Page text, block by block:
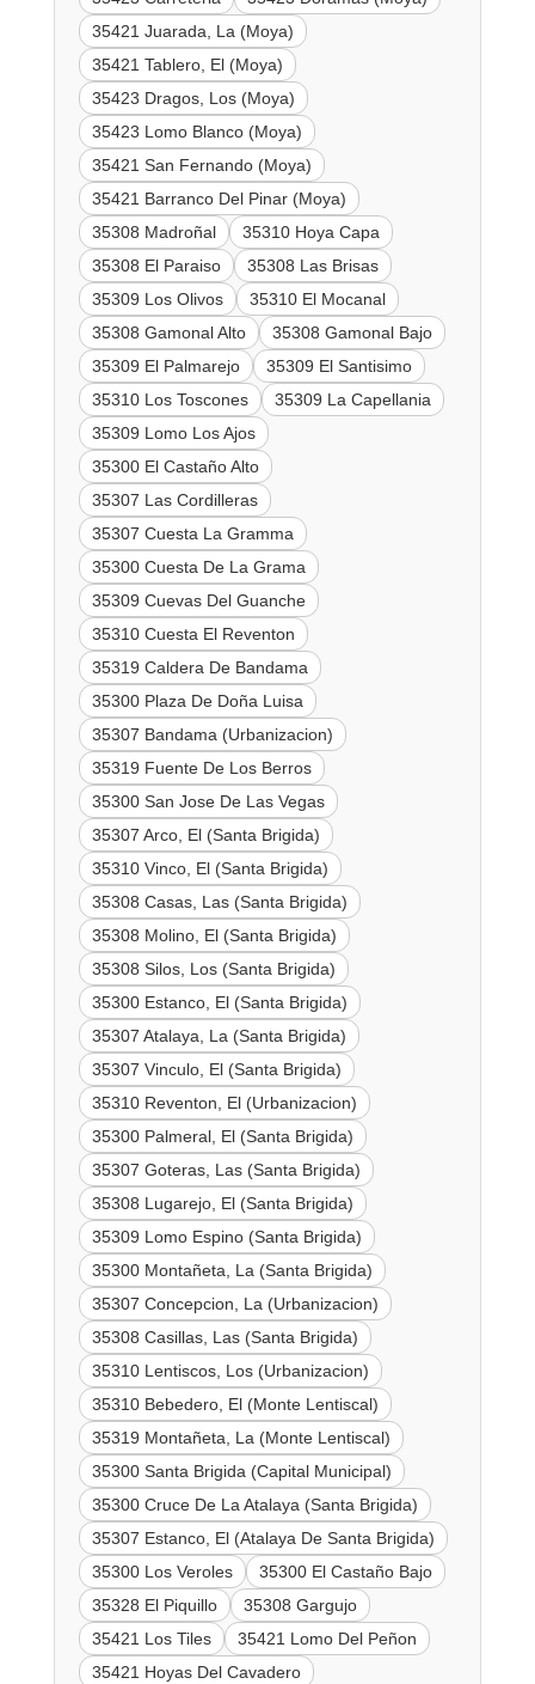
35421 Juarada, La (Moya)
35421 Tablero, El (Moya)
35423 Dragos, Los (Moya)
35423 Lomo Blanco (Moya)
35421 San Fernando (Moya)
35421 Barranco Del Pinar (Moya)
35308 Madroñal
35310 Hoya Capa
35308 El Paraiso
35308 Las Brisas
35309 Los Olivos
35310 El Mocanal
35308 Gamonal Alto
35308 Gamonal Bajo
35309 El Palmarejo
35309 El Santisimo
35310 Los Toscones
35309 La Capellania
35309 Lomo Los Ajos
35300 El Castaño Alto
35307 Las Cordilleras
35307 Cuesta La Gramma
35300 Cuesta De La Grama
35309 Cuevas Del Guanche
35310 Cuesta El Reventon
35319 Caldera De Bandama
35300 Plaza De Doña Luisa
35307 Bandama (Urbanizacion)
35319 Fuente De Los Berros
35300 San Jose De Las Vegas
35307 Arco, El (Santa Brigida)
35310 Vinco, El (Santa Brigida)
35308 Casas, Las (Santa Brigida)
35308 Molino, El (Santa Brigida)
35308 Silos, Los (Santa Brigida)
35300 Estanco, El (Santa Brigida)
35307 Atalaya, La (Santa Brigida)
35307 Vinculo, El (Santa Brigida)
35310 Reventon, El (Urbanizacion)
35300 Palmeral, El (Santa Brigida)
35307 Goteras, Las (Santa Brigida)
35308 Lugarejo, El (Santa Brigida)
35309 Lomo Espino (Santa Brigida)
35300 Montañeta, La (Santa Brigida)
35307 Concepcion, La (Urbanizacion)
35308 Casillas, Las (Santa Brigida)
35310 Lentiscos, Los (Urbanizacion)
35310 Bebedero, El (Monte Lentiscal)
35319 Montañeta, La (Monte Lentiscal)
35300 Santa Brigida (Capital Municipal)
35300 Cruce De La Atalaya (Santa Brigida)
35307 Estanco, El (Atalaya De Santa Brigida)
35300 Los Veroles
35300 El Castaño Bajo
35328 El Piquillo
35308 Gargujo
35421 Los Tiles
35421 Lomo Del Peñon
35421 Hoyas Del Cavadero